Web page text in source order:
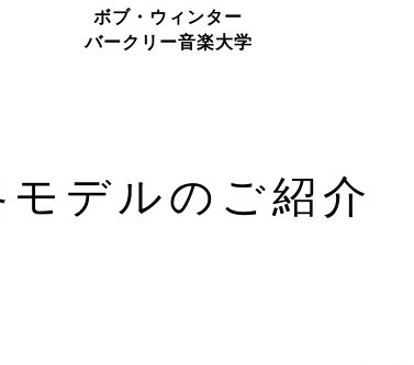
ボブ・ウィンター
バークリー音楽大学
モデルのご紹介